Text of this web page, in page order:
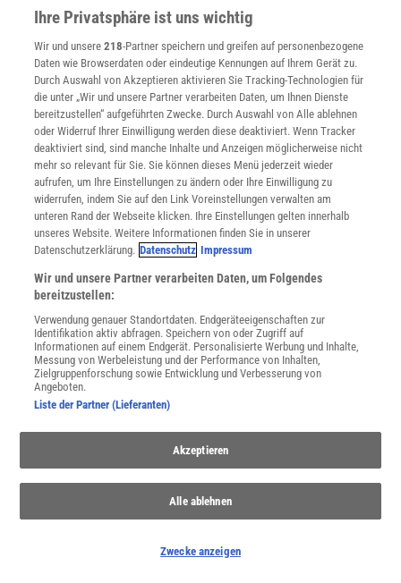
WEITERE NEUERSCHEINUNGEN SPEKTRUM SHOP
Spektrum.de-Newsletter abonnieren
JETZT ANMELDEN!
mit Ihren personenbezogenen Daten finden Sie in unsererDatenschutzerklärung
SERVICES
Newsletter
Kontakt
Spektrum Shop
Widerruf
Ihre Privatsphäre ist uns wichtig
Wir und unsere218-Partner speichern und greifen auf personenbezogene
Daten wie Browserdaten oder eindeutige Kennungen auf Ihrem Gerät zu.
Durch Auswahl von Akzeptieren aktivieren Sie Tracking-Technologien für
die unter „Wir und unsere Partner verarbeiten Daten, um Ihnen Dienste
bereitzustellen“ aufgeführten Zwecke. Durch Auswahl von Alle ablehnen
oder Widerruf Ihrer Einwilligung werden diese deaktiviert. Wenn Tracker
deaktiviert sind, sind manche Inhalte und Anzeigen möglicherweise nicht
mehr so relevant für Sie. Sie können dieses Menü jederzeit wieder
aufrufen, um Ihre Einstellungen zu ändern oder Ihre Einwilligung zu
widerrufen, indem Sie auf den Link Voreinstellungen verwalten am
unteren Rand der Webseite klicken. Ihre Einstellungen gelten innerhalb
unseres Website. Weitere Informationen finden Sie in unserer
Datenschutzerklärung. Datenschutz Impressum
Wir und unsere Partner verarbeiten Daten, um Folgendes
bereitzustellen:
Verwendung genauer Standortdaten. Endgeräteeigenschaften zur
Identifikation aktiv abfragen. Speichern von oder Zugriff auf
Informationen auf einem Endgerät. Personalisierte Werbung und Inhalte,
Messung von Werbeleistung und der Performance von Inhalten,
Zielgruppenforschung sowie Entwicklung und Verbesserung von
Angeboten.
Liste der Partner (Lieferanten)
Akzeptieren
Alle ablehnen
Zwecke anzeigen